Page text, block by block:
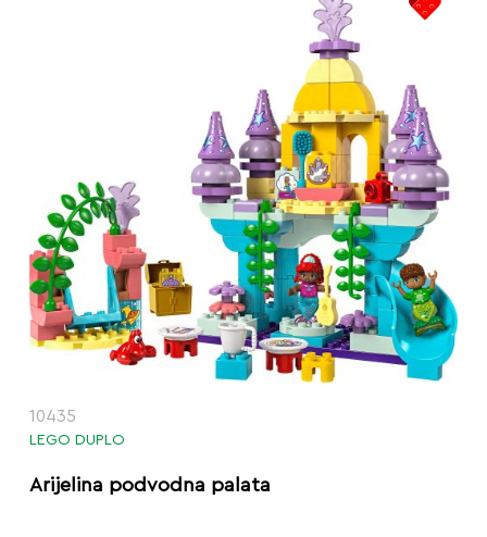
10435
LEGO DUPLO
Arijelina podvodna palata